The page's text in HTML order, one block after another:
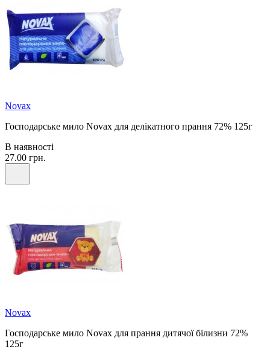
Novax
Господарське мило Novax для делікатного прання 72% 125г
В наявності
27.00 грн.
Novax
Господарське мило Novax для прання дитячої білизни 72%
125г